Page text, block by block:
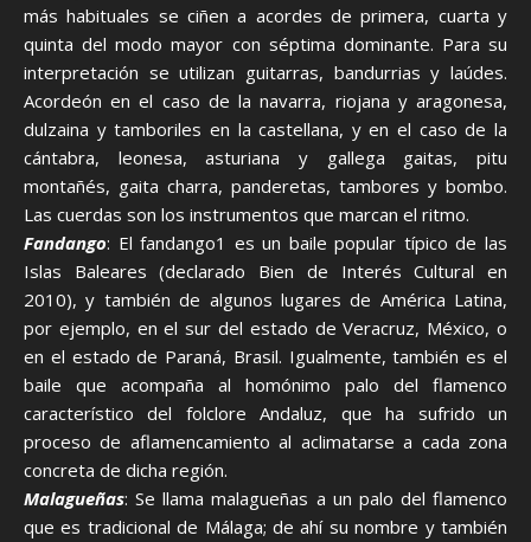
más habituales se ciñen a acordes de primera, cuarta y
quinta del modo mayor con séptima dominante. Para su
interpretación se utilizan guitarras, bandurrias y laúdes.
Acordeón en el caso de la navarra, riojana y aragonesa,
dulzaina y tamboriles en la castellana, y en el caso de la
cántabra, leonesa, asturiana y gallega gaitas, pitu
montañés, gaita charra, panderetas, tambores y bombo.
Las cuerdas son los instrumentos que marcan el ritmo.
Fandango: El fandango1 es un baile popular típico de las
Islas Baleares (declarado Bien de Interés Cultural en
2010), y también de algunos lugares de América Latina,
por ejemplo, en el sur del estado de Veracruz, México, o
en el estado de Paraná, Brasil. Igualmente, también es el
baile que acompaña al homónimo palo del flamenco
característico del folclore Andaluz, que ha sufrido un
proceso de aflamencamiento al aclimatarse a cada zona
concreta de dicha región.
Malagueñas: Se llama malagueñas a un palo del flamenco
que es tradicional de Málaga; de ahí su nombre y también